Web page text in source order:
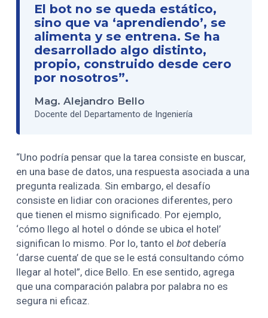
El bot no se queda estático,
sino que va ‘aprendiendo’, se
alimenta y se entrena. Se ha
desarrollado algo distinto,
propio, construido desde cero
por nosotros”.
Mag. Alejandro Bello
Docente del Departamento de Ingeniería
“Uno podría pensar que la tarea consiste en buscar,
en una base de datos, una respuesta asociada a una
pregunta realizada. Sin embargo, el desafío
consiste en lidiar con oraciones diferentes, pero
que tienen el mismo significado. Por ejemplo,
‘cómo llego al hotel o dónde se ubica el hotel’
significan lo mismo. Por lo, tanto elbotdebería
‘darse cuenta’ de que se le está consultando cómo
llegar al hotel”, dice Bello. En ese sentido, agrega
que una comparación palabra por palabra no es
segura ni eficaz.